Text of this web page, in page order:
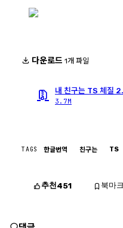
다운로드 1개 파일
내 친구는 TS 체질
3.7M
TAGS 한글번역 친구는 TS
추천451 북마크